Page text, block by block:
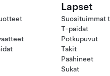
Lapset
Suosituimmat
T-paidat
Potkupuvut
Takit
Päähineet
Sukat